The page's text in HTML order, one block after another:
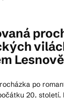
Lesnově
po
20. století.